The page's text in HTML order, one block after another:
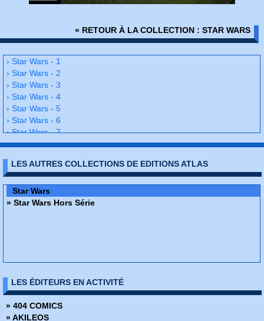
« RETOUR À LA COLLECTION : STAR WARS
› Star Wars - 1
› Star Wars - 2
› Star Wars - 3
› Star Wars - 4
› Star Wars - 5
› Star Wars - 6
› Star Wars - 7
› Star Wars - 8
› Star Wars - 10
› Star Wars - 11
› Star Wars - 12
› Star Wars - 13
› Star Wars - 18
› Star Wars - 20
› Star Wars - 21
› Star Wars - 22
LES AUTRES COLLECTIONS DE EDITIONS ATLAS
Star Wars
» Star Wars Hors Série
LES ÉDITEURS EN ACTIVITÉ
» 404 COMICS
» AKILEOS